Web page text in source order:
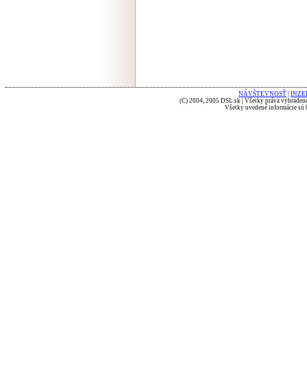
NÁVŠTEVNOSŤ
(C) 2004, 2005 DSL.sk | Všetky práva
Všetky uvedené informácie sú